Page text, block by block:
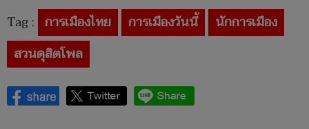
Tag : การเมืองไทย การเมืองวันนี้
นักการเมือง
สวนดุสิตโพล